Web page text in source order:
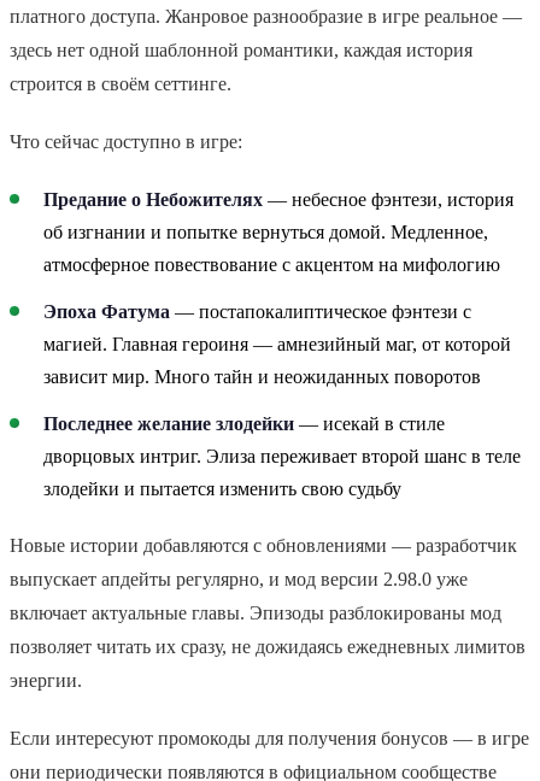
платного доступа. Жанровое разнообразие в игре реальное —
здесь нет одной шаблонной романтики, каждая история
строится в своём сеттинге.
Что сейчас доступно в игре:
Предание о Небожителях — небесное фэнтези, история
об изгнании и попытке вернуться домой. Медленное,
атмосферное повествование с акцентом на мифологию
Эпоха Фатума — постапокалиптическое фэнтези с
магией. Главная героиня — амнезийный маг, от которой
зависит мир. Много тайн и неожиданных поворотов
Последнее желание злодейки — исекай в стиле
дворцовых интриг. Элиза переживает второй шанс в теле
злодейки и пытается изменить свою судьбу
Новые истории добавляются с обновлениями — разработчик
выпускает апдейты регулярно, и мод версии 2.98.0 уже
включает актуальные главы. Эпизоды разблокированы мод
позволяет читать их сразу, не дожидаясь ежедневных лимитов
энергии.
Если интересуют промокоды для получения бонусов — в игре
они периодически появляются в официальном сообществе